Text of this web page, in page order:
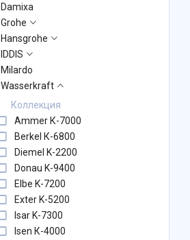
Damixa
Grohe
Hansgrohe
IDDIS
Milardo
Wasserkraft
Коллекция
Ammer К-7000
Berkel К-6800
Diemel K-2200
Donau K-9400
Elbe K-7200
Exter K-5200
Isar K-7300
Isen К-4000